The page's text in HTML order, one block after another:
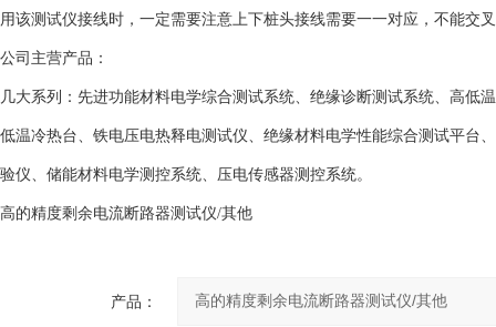
用该测试仪接线时，一定需要注意上下桩头接线需要一一对应，不能交
公司主营产品：
几大系列：先进功能材料电学综合测试系统、绝缘诊断测试系统、高低
低温冷热台、铁电压电热释电测试仪、绝缘材料电学性能综合测试平台
验仪、储能材料电学测控系统、压电传感器测控系统。
高的精度剩余电流断路器测试仪/其他
产品：